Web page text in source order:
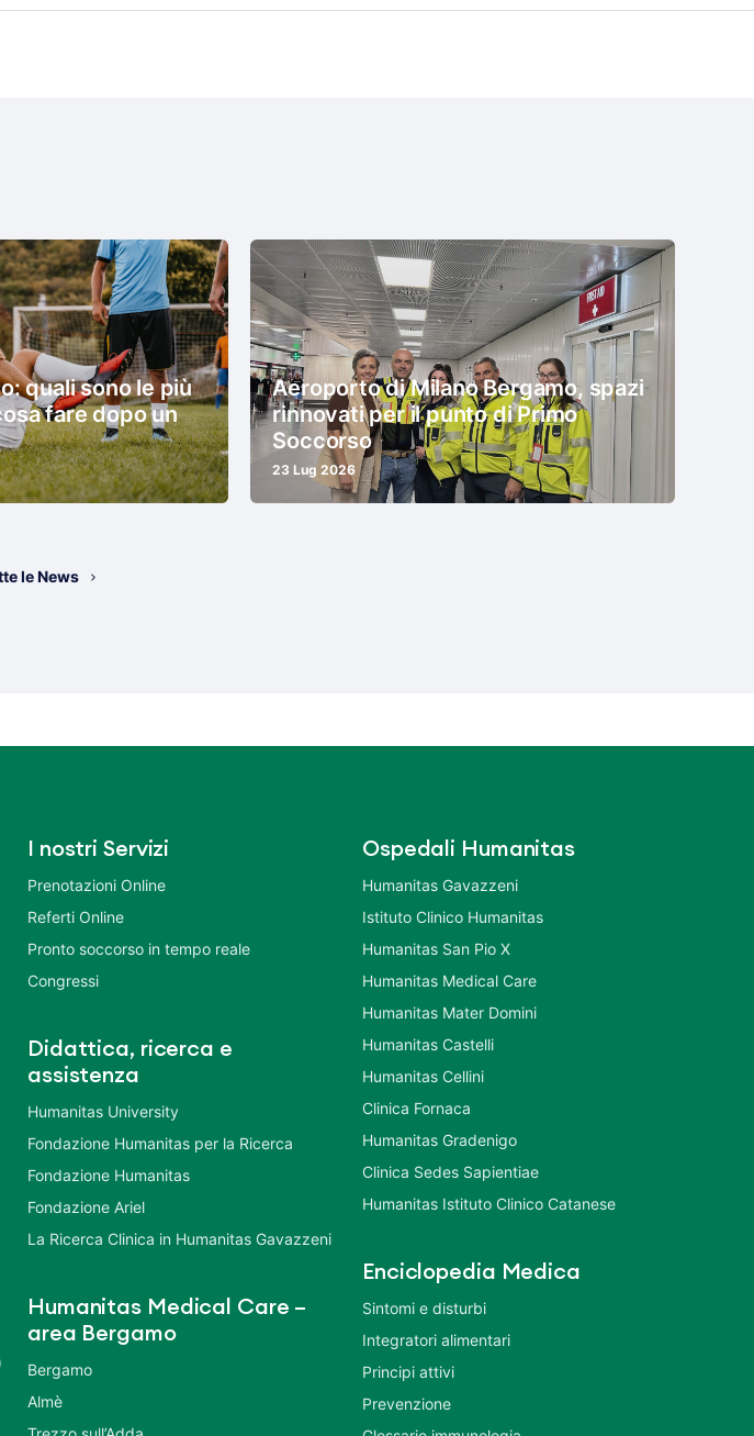
quali sono le più
fare dopo un
Aeroporto di Milano Bergamo, spazi
rinnovati per il punto di Primo
Soccorso
23 Lug 2026
le News
I nostri Servizi
Prenotazioni Online
Referti Online
Pronto soccorso in tempo reale
Congressi
Didattica, ricerca e
assistenza
Humanitas University
Fondazione Humanitas per la Ricerca
Fondazione Humanitas
Fondazione Ariel
La Ricerca Clinica in Humanitas Gavazzeni
Humanitas Medical Care –
area Bergamo
Bergamo
Almè
Ospedali Humanitas
Humanitas Gavazzeni
Istituto Clinico Humanitas
Humanitas San Pio X
Humanitas Medical Care
Humanitas Mater Domini
Humanitas Castelli
Humanitas Cellini
Clinica Fornaca
Humanitas Gradenigo
Clinica Sedes Sapientiae
Humanitas Istituto Clinico Catanese
Enciclopedia Medica
Sintomi e disturbi
Integratori alimentari
Principi attivi
Prevenzione